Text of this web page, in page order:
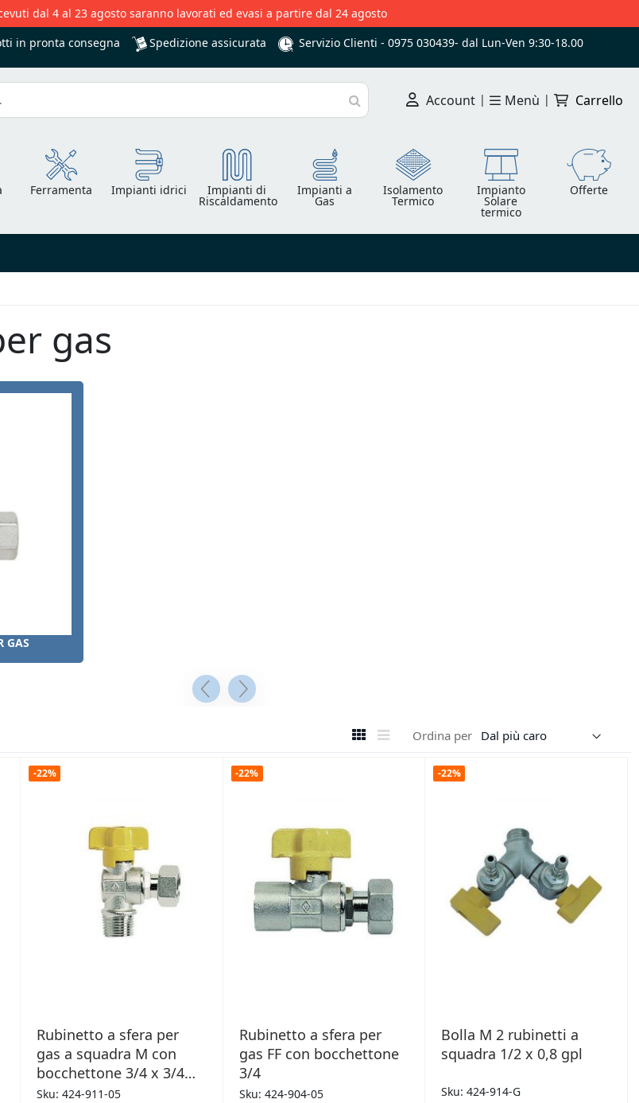
dal 4 al 23 agosto saranno lavorati ed evasi a partire dal 24 agosto
in pronta consegna Spedizione assicurata Servizio Clienti - 0975 030439- dal Lun-Ven 9:30-18.00
Cerca
Account | Menù | Carrello
Ferramenta Impianti idrici Impianti di
Riscaldamento
Impianti a
Gas
Isolamento
Termico
Impianto
Solare
termico
Offerte
gas
GAS
Mostra
come
GrigliaLista Ordina per
-22%
Rubinetto a sfera per
gas a squadra M con
bocchettone 3/4 x 3/4
linea pesante
Sku: 424-911-05
-22%
Rubinetto a sfera per
gas FF con bocchettone
3/4
Sku: 424-904-05
-22%
Bolla M 2 rubinetti a
squadra 1/2 x 0,8 gpl
Sku: 424-914-G